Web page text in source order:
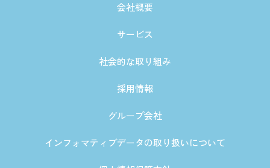
会社概要
サービス
社会的な取り組み
採用情報
グループ会社
インフォマティブデータの取り扱いについて